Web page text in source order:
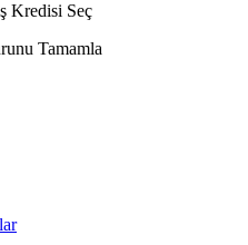
Kredisi Seç
Tamamla